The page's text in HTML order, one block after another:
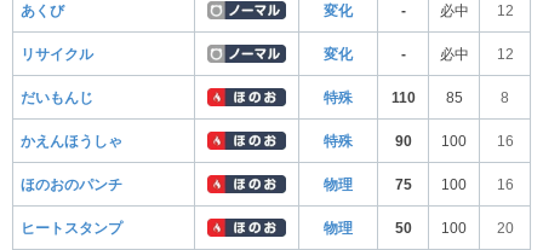
あくび 変化 - 必中 12
リサイクル 変化 - 必中 12
だいもんじ 特殊 110 85 8
かえんほうしゃ 特殊 90 100 16
ほのおのパンチ 物理 75 100 16
ヒートスタンプ 物理 50 100 20